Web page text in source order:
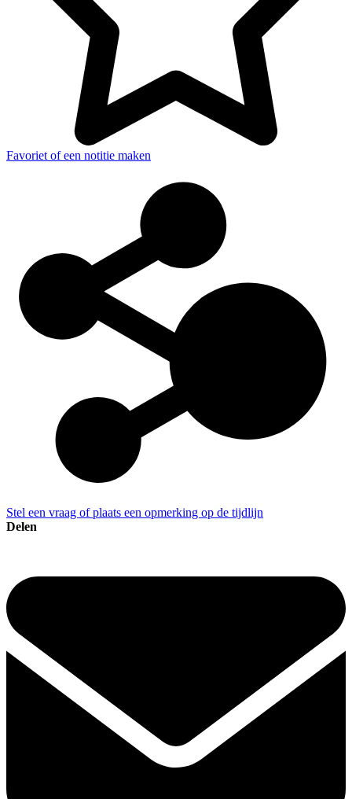
Favoriet of een notitie maken
Stel een vraag of plaats een opmerking op de tijdlijn
Delen